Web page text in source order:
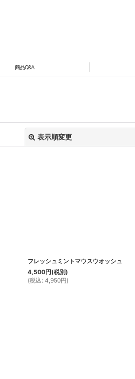
商品Q&A
表示順変更
フレッシュミントマウスウオッシュ
4,500円(税別)
(税込 : 4,950円)